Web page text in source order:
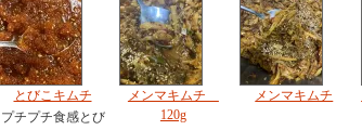
とびこキムチ
プチプチ食感とび
メンマキムチ
120g
メンマキムチ